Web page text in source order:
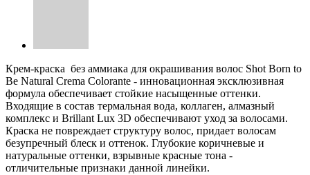
Крем-краска без аммиака для окрашивания волос Shot Born to
Be Natural Crema Colorante - инновационная эксклюзивная
формула обеспечивает стойкие насыщенные оттенки.
Входящие в состав термальная вода, коллаген, алмазный
комплекс и Brillant Lux 3D обеспечивают уход за волосами.
Краска не повреждает структуру волос, придает волосам
безупречный блеск и оттенок. Глубокие коричневые и
натуральные оттенки, взрывные красные тона -
отличительные признаки данной линейки.